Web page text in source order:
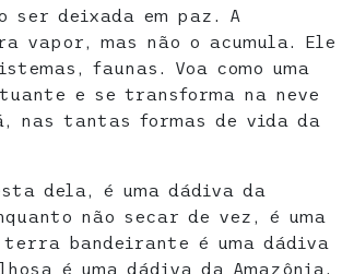
ser deixada em paz. A
vapor, mas não o acumula. Ele
faunas. Voa como uma
e se transforma na neve
nas tantas formas de vida da
dela, é uma dádiva da
não secar de vez, é uma
bandeirante é uma dádiva
é uma dádiva da Amazônia.